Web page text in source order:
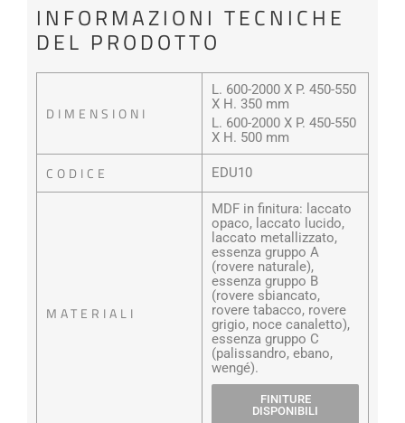
INFORMAZIONI TECNICHE
DEL PRODOTTO
DIMENSIONI
L. 600-2000 X P. 450-550
X H. 350 mm
L. 600-2000 X P. 450-550
X H. 500 mm
CODICE EDU10
MATERIALI
MDF in finitura: laccato
opaco, laccato lucido,
laccato metallizzato,
essenza gruppo A
(rovere naturale),
essenza gruppo B
(rovere sbiancato,
rovere tabacco, rovere
grigio, noce canaletto),
essenza gruppo C
(palissandro, ebano,
wengé).
FINITURE
DISPONIBILI